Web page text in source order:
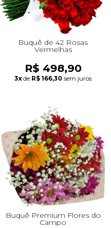
Buquê de 42 Rosas
Vermelhas
R$ 498,90
3x de R$ 166,30 sem juros
Buquê Premium Flores do
Campo